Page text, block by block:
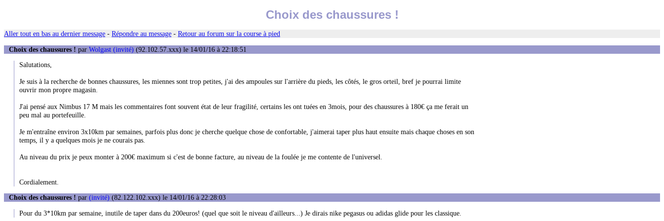
Choix des chaussures !
Aller tout en bas au dernier message - Répondre au message - Retour au forum sur la course à pied
Choix des chaussures ! par Wolgast (invité) (92.102.57.xxx) le 14/01/16 à 22:18:51
Salutations,
Je suis à la recherche de bonnes chaussures, les miennes sont trop petites, j'ai des ampoules sur l'arrière du pieds, les côtés, le gros orteil, bref je pourrai limite
ouvrir mon propre magasin.
J'ai pensé aux Nimbus 17 M mais les commentaires font souvent état de leur fragilité, certains les ont tuées en 3mois, pour des chaussures à 180€ ça me ferait un
peu mal au portefeuille.
Je m'entraîne environ 3x10km par semaines, parfois plus donc je cherche quelque chose de confortable, j'aimerai taper plus haut ensuite mais chaque choses en son
temps, il y a quelques mois je ne courais pas.
Au niveau du prix je peux monter à 200€ maximum si c'est de bonne facture, au niveau de la foulée je me contente de l'universel.
Cordialement.
Choix des chaussures ! par (invité) (82.122.102.xxx) le 14/01/16 à 22:28:03
Pour du 3*10km par semaine, inutile de taper dans du 200euros! (quel que soit le niveau d'ailleurs...) Je dirais nike pegasus ou adidas glide pour les classique.